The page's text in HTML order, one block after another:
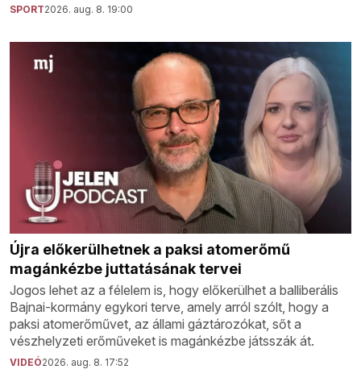
SPORT2026. aug. 8. 19:00
Újra előkerülhetnek a paksi atomerőmű
magánkézbe juttatásának tervei
Jogos lehet az a félelem is, hogy előkerülhet a balliberális
Bajnai-kormány egykori terve, amely arról szólt, hogy a
paksi atomerőművet, az állami gáztározókat, sőt a
vészhelyzeti erőműveket is magánkézbe játsszák át.
VIDEÓ2026. aug. 8. 17:52